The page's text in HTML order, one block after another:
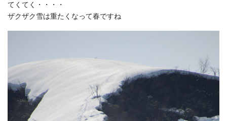
てくてく・・・・
ザクザク雪は重たくなって春ですね